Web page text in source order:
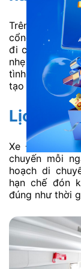
Trên xe có
cổng sạc gần
đi công tác.
nhẹ hoặc làm
tình, hướng
tạo cảm giác
Lịch
Xe Đông Bắc
chuyến mỗi
hoạch di
hạn chế đón
đúng như thời